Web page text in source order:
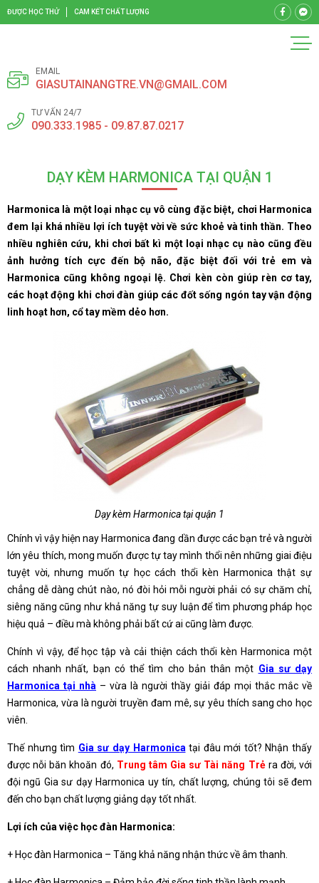
ĐƯỢC HỌC THỬ CAM KẾT CHẤT LƯỢNG
EMAIL
GIASUTAINANGTRE.VN@GMAIL.COM
TƯ VẤN 24/7
090.333.1985 - 09.87.87.0217
DẠY KÈM HARMONICA TẠI QUẬN 1
Harmonica là một loại nhạc cụ vô cùng đặc biệt, chơi Harmonica
đem lại khá nhiều lợi ích tuyệt vời về sức khoẻ và tinh thần. Theo
nhiều nghiên cứu, khi chơi bất kì một loại nhạc cụ nào cũng đều
ảnh hưởng tích cực đến bộ não, đặc biệt đối với trẻ em và
Harmonica cũng không ngoại lệ. Chơi kèn còn giúp rèn cơ tay,
các hoạt động khi chơi đàn giúp các đốt sống ngón tay vận động
linh hoạt hơn, cổ tay mềm dẻo hơn.
Dạy kèm Harmonica tại quận 1
Chính vì vậy hiện nay Harmonica đang dần được các bạn trẻ và người
lớn yêu thích, mong muốn được tự tay mình thổi nên những giai điệu
tuyệt vời, nhưng muốn tự học cách thổi kèn Harmonica thật sự
chẳng dễ dàng chút nào, nó đòi hỏi mỗi người phải có sự chăm chỉ,
siêng năng cũng như khả năng tự suy luận để tìm phương pháp học
hiệu quả – điều mà không phải bất cứ ai cũng làm được.
Chính vì vậy, để học tập và cải thiện cách thổi kèn Harmonica một
cách nhanh nhất, bạn có thể tìm cho bản thân một Gia sư dạy
Harmonica tại nhà – vừa là người thầy giải đáp mọi thắc mắc về
Harmonica, vừa là người truyền đam mê, sự yêu thích sang cho học
viên.
Thế nhưng tìm Gia sư dạy Harmonica tại đâu mới tốt? Nhận thấy
được nỗi băn khoăn đó, Trung tâm Gia sư Tài năng Trẻ ra đời, với
đội ngũ Gia sư dạy Harmonica uy tín, chất lượng, chúng tôi sẽ đem
đến cho bạn chất lượng giảng dạy tốt nhất.
Lợi ích của việc học đàn Harmonica:
+ Học đàn Harmonica – Tăng khả năng nhận thức về âm thanh.